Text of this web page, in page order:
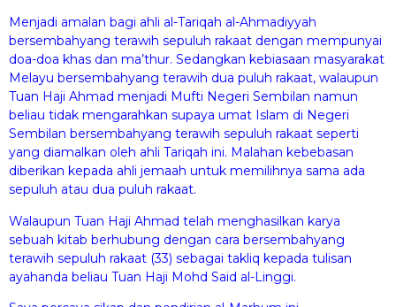
Menjadi amalan bagi ahli al-Tariqah al-Ahmadiyyah
bersembahyang terawih sepuluh rakaat dengan mempunyai
doa-doa khas dan ma’thur. Sedangkan kebiasaan masyarakat
Melayu bersembahyang terawih dua puluh rakaat, walaupun
Tuan Haji Ahmad menjadi Mufti Negeri Sembilan namun
beliau tidak mengarahkan supaya umat Islam di Negeri
Sembilan bersembahyang terawih sepuluh rakaat seperti
yang diamalkan oleh ahli Tariqah ini. Malahan kebebasan
diberikan kepada ahli jemaah untuk memilihnya sama ada
sepuluh atau dua puluh rakaat.
Walaupun Tuan Haji Ahmad telah menghasilkan karya
sebuah kitab berhubung dengan cara bersembahyang
terawih sepuluh rakaat (33) sebagai takliq kepada tulisan
ayahanda beliau Tuan Haji Mohd Said al-Linggi.